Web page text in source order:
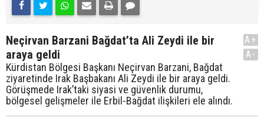
Neçirvan Barzani Bağdat’ta Ali Zeydi ile bir
araya geldi
Kürdistan Bölgesi Başkanı Neçirvan Barzani, Bağdat
ziyaretinde Irak Başbakanı Ali Zeydi ile bir araya geldi.
Görüşmede Irak’taki siyasi ve güvenlik durumu,
bölgesel gelişmeler ile Erbil-Bağdat ilişkileri ele alındı.
A+
A-